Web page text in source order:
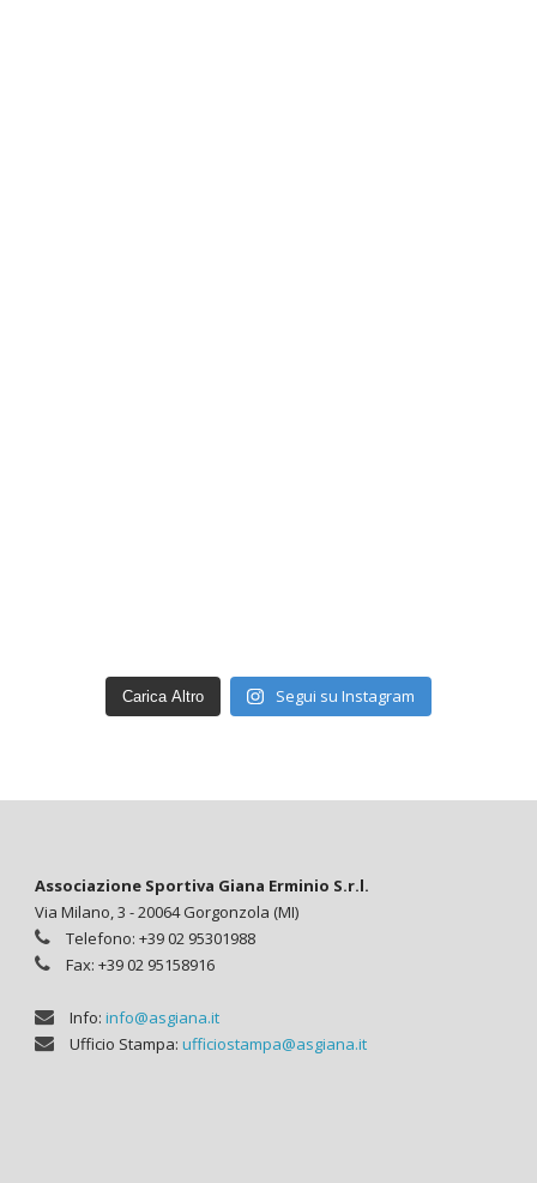
Carica Altro Segui su Instagram
Associazione Sportiva Giana Erminio S.r.l.
Via Milano, 3 - 20064 Gorgonzola (MI)
Telefono: +39 02 95301988
Fax: +39 02 95158916
Info: info@asgiana.it
Ufficio Stampa: ufficiostampa@asgiana.it